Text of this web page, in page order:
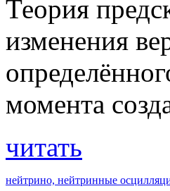
Теория
изменения
момента
читать
нейтрино, нейтринные